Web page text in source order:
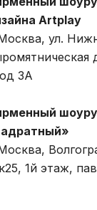
Artplay
ул.
3A
1й этаж,